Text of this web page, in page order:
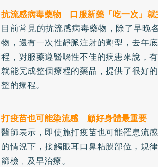
抗流感病毒藥物 口服新藥「吃一次」就
目前常見的抗流感病毒藥物，除了早晚
物，還有一次性靜脈注射的劑型，去年
程，對服藥遵醫囑性不佳的病患來說，
就能完成整個療程的藥品，提供了很好
整的療程。
打疫苗也可能染流感 顧好身體最重要
醫師表示，即使施打疫苗也可能罹患流
的情況下，接觸眼耳口鼻粘膜部位，規
篩檢，及早治療。